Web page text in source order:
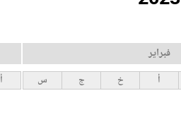
فبراير
أ خ ج س أ